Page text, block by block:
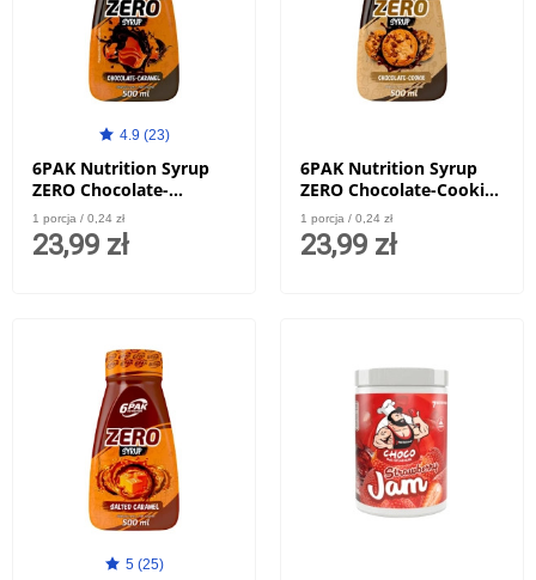
4.9 (23)
6PAK Nutrition Syrup
ZERO Chocolate-
Caramel - 500ml
1 porcja / 0,24 zł
23,99 zł
6PAK Nutrition Syrup
ZERO Chocolate-Cookie
- 500ml
1 porcja / 0,24 zł
23,99 zł
5 (25)